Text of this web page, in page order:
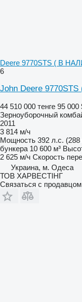
Deere 9770STS ( В
6
John Deere
44 510 000 тенге 95 000
Зерноуборочный
2011
3 814 м/ч
Мощность 392 л.с. (288
бункера 10 600 м³
2 625 м/ч Скорость
Украина, м. Одеса
ТОВ ХАРВЕСТІНГ
Связаться с продавцом